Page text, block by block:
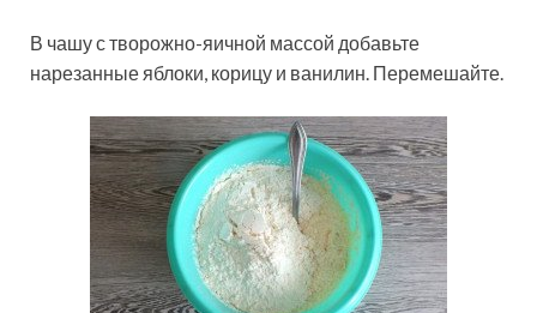
В чашу с творожно-яичной массой добавьте
нарезанные яблоки, корицу и ванилин. Перемешайте.